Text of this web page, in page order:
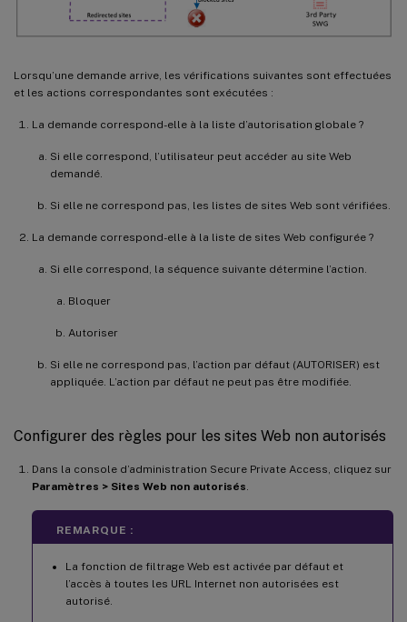
Lorsqu’une demande arrive, les vérifications suivantes sont effectuées
et les actions correspondantes sont exécutées :
La demande correspond-elle à la liste d’autorisation globale ?
Si elle correspond, l’utilisateur peut accéder au site Web
demandé.
Si elle ne correspond pas, les listes de sites Web sont vérifiées.
La demande correspond-elle à la liste de sites Web configurée ?
Si elle correspond, la séquence suivante détermine l’action.
Bloquer
Autoriser
Si elle ne correspond pas, l’action par défaut (AUTORISER) est
appliquée. L’action par défaut ne peut pas être modifiée.
Configurer des règles pour les sites Web non autorisés
Dans la console d’administration Secure Private Access, cliquez sur
Paramètres > Sites Web non autorisés
REMARQUE :
La fonction de filtrage Web est activée par défaut et
l’accès à toutes les URL Internet non autorisées est
autorisé.